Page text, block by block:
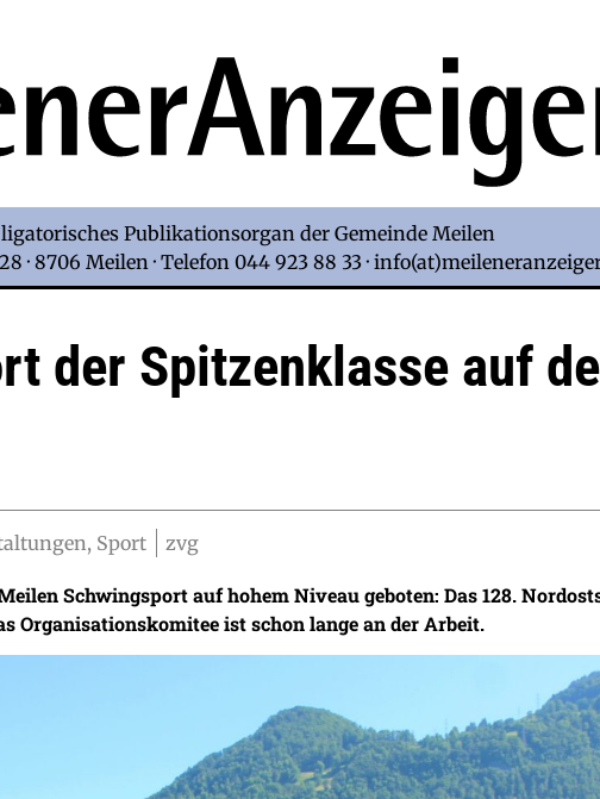
Publikationsorgan der Gemeinde Meilen
· 8706 Meilen · Telefon 044 923 88 33 ·
der Spitzenklasse auf
Sport zvg
Schwingsport auf hohem Niveau geboten: Das 128.
Organisationskomitee ist schon lange an der Arbeit.